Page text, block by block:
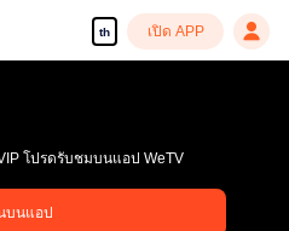
th เปิด APP
โปรดรับชมบนแอป WeTV
บนแอป